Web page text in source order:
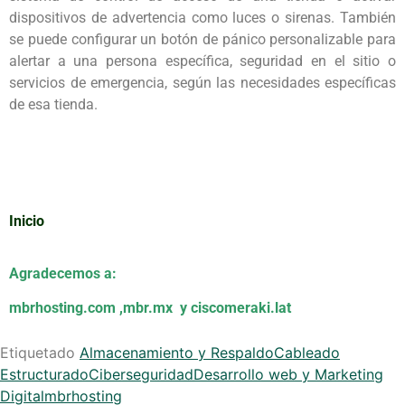
dispositivos de advertencia como luces o sirenas. También
se puede configurar un botón de pánico personalizable para
alertar a una persona específica, seguridad en el sitio o
servicios de emergencia, según las necesidades específicas
de esa tienda.
Inicio
Agradecemos a:
mbrhosting.com ,mbr.mx y ciscomeraki.lat
Etiquetado Almacenamiento y RespaldoCableado
EstructuradoCiberseguridadDesarrollo web y Marketing
Digitalmbrhosting